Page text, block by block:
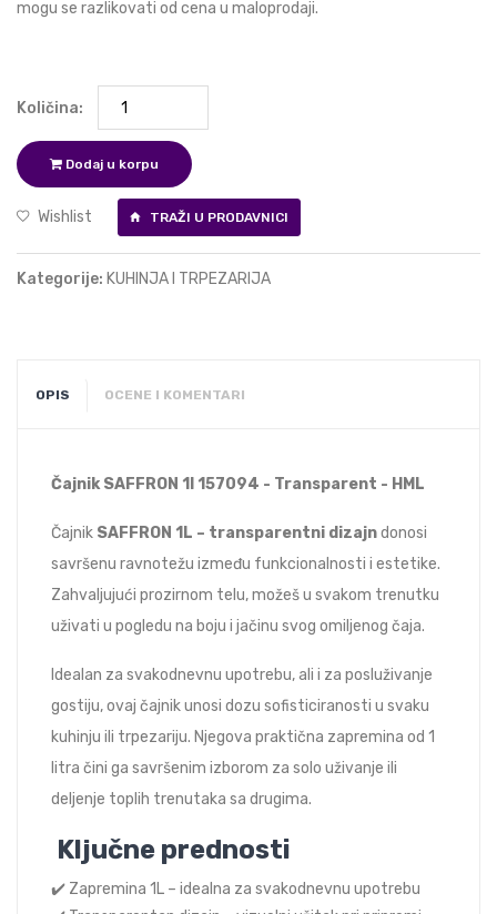
mogu se razlikovati od cena u maloprodaji.
Količina:
Dodaj u korpu
Wishlist TRAŽI U PRODAVNICI
Kategorije: KUHINJA I TRPEZARIJA
OPIS OCENE I KOMENTARI
Čajnik SAFFRON 1l 157094 - Transparent - HML
Čajnik SAFFRON 1L – transparentni dizajndonosi
savršenu ravnotežu između funkcionalnosti i estetike.
Zahvaljujući prozirnom telu, možeš u svakom trenutku
uživati u pogledu na boju i jačinu svog omiljenog čaja.
Idealan za svakodnevnu upotrebu, ali i za posluživanje
gostiju, ovaj čajnik unosi dozu sofisticiranosti u svaku
kuhinju ili trpezariju. Njegova praktična zapremina od 1
litra čini ga savršenim izborom za solo uživanje ili
deljenje toplih trenutaka sa drugima.
Ključne prednosti
✔️ Zapremina 1L – idealna za svakodnevnu upotrebu